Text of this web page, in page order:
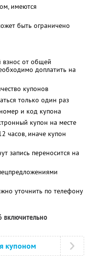
имеются
быть ограничено
взнос от общей
доплатить на
купонов
только один раз
и код купона
купон на месте
часов, иначе купон
запись переносится на
уточнить по телефону
включительно
купоном